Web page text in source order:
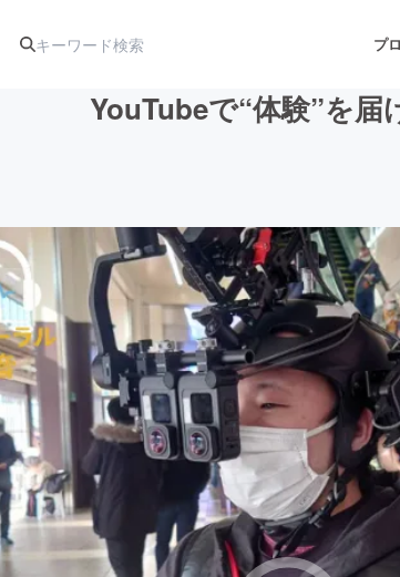
プ
アート・写真 音楽
テクノロジー・ガジェット ゲーム
映像・映画 書籍・
ビジネス・起業 チャレン
まちづくり・地域活性化
YouTubeで“体験”を